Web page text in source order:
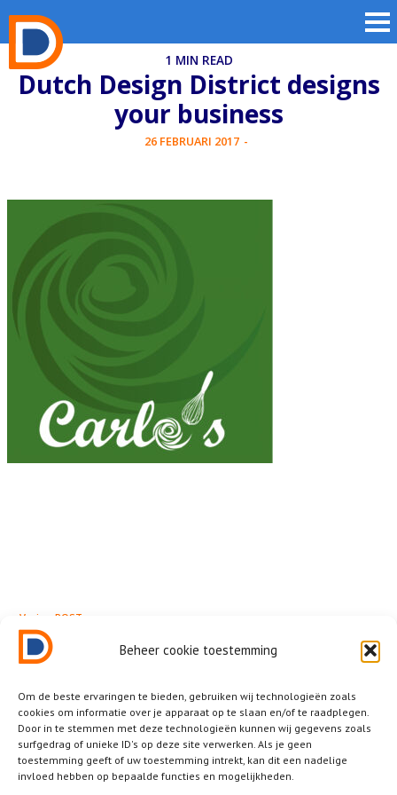
Beheer cookie toestemming
Om de beste ervaringen te bieden, gebruiken wij technologieën zoals
cookies om informatie over je apparaat op te slaan en/of te raadplegen.
Door in te stemmen met deze technologieën kunnen wij gegevens zoals
surfgedrag of unieke ID's op deze site verwerken. Als je geen
toestemming geeft of uw toestemming intrekt, kan dit een nadelige
invloed hebben op bepaalde functies en mogelijkheden.
1 MIN READ
Dutch Design District designs
your business
26 FEBRUARI 2017 -
← Vorige POST
Picada
Related News
Other posts that you should not miss.